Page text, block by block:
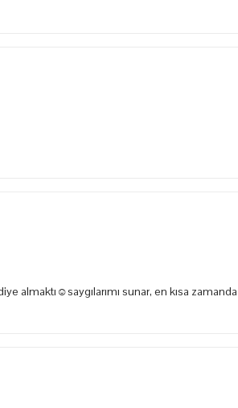
almaktı☺️saygılarımı sunar, en kısa